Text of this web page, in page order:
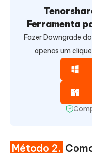
Ferramenta
Fazer Downgrade
apenas um
Método 2.